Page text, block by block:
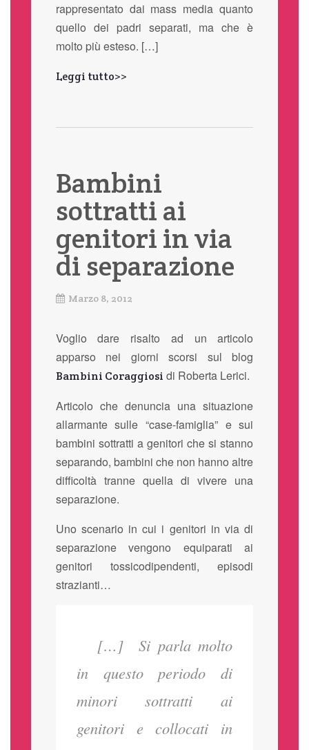
rappresentato dai mass media quanto
quello dei padri separati, ma che è
molto più esteso. […]
Leggi tutto>>
Bambini
sottratti ai
genitori in via
di separazione
Marzo 8, 2012
Voglio dare risalto ad un articolo
apparso nei giorni scorsi sul blog
Bambini Coraggiosi di Roberta Lerici.
Articolo che denuncia una situazione
allarmante sulle “case-famiglia” e sui
bambini sottratti a genitori che si stanno
separando, bambini che non hanno altre
difficoltà tranne quella di vivere una
separazione.
Uno scenario in cui i genitori in via di
separazione vengono equiparati ai
genitori tossicodipendenti, episodi
strazianti…
[…] Si parla molto
in questo periodo di
minori sottratti ai
genitori e collocati in